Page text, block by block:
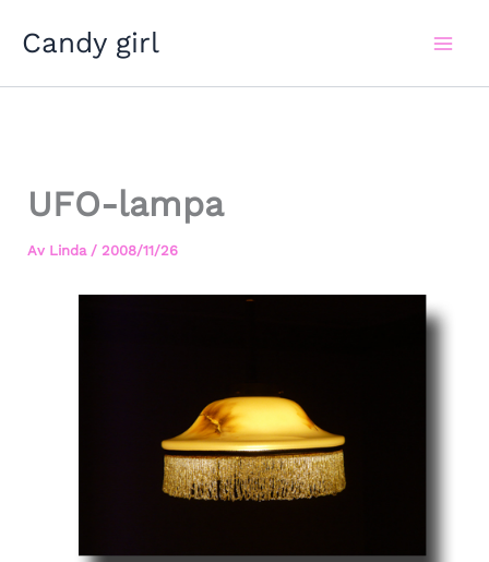
Candy girl
UFO-lampa
Av Linda / 2008/11/26